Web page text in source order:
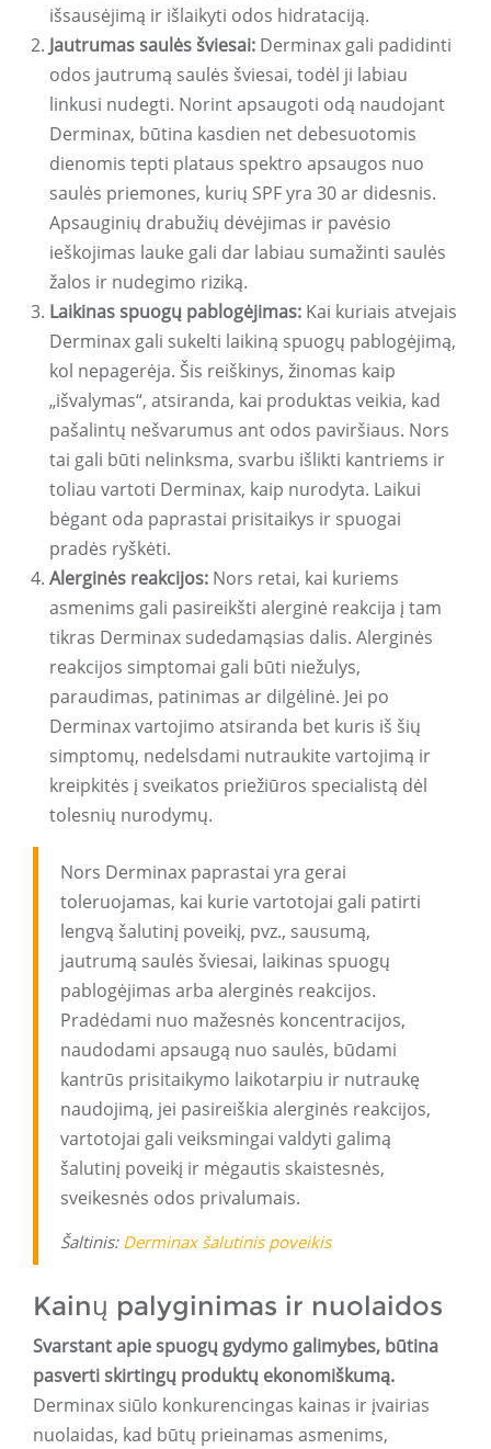
išsausėjimą ir išlaikyti odos hidrataciją.
Jautrumas saulės šviesai: Derminax gali padidinti
odos jautrumą saulės šviesai, todėl ji labiau
linkusi nudegti. Norint apsaugoti odą naudojant
Derminax, būtina kasdien net debesuotomis
dienomis tepti plataus spektro apsaugos nuo
saulės priemones, kurių SPF yra 30 ar didesnis.
Apsauginių drabužių dėvėjimas ir pavėsio
ieškojimas lauke gali dar labiau sumažinti saulės
žalos ir nudegimo riziką.
Laikinas spuogų pablogėjimas: Kai kuriais atvejais
Derminax gali sukelti laikiną spuogų pablogėjimą,
kol nepagerėja. Šis reiškinys, žinomas kaip
„išvalymas“, atsiranda, kai produktas veikia, kad
pašalintų nešvarumus ant odos paviršiaus. Nors
tai gali būti nelinksma, svarbu išlikti kantriems ir
toliau vartoti Derminax, kaip nurodyta. Laikui
bėgant oda paprastai prisitaikys ir spuogai
pradės ryškėti.
Alerginės reakcijos: Nors retai, kai kuriems
asmenims gali pasireikšti alerginė reakcija į tam
tikras Derminax sudedamąsias dalis. Alerginės
reakcijos simptomai gali būti niežulys,
paraudimas, patinimas ar dilgėlinė. Jei po
Derminax vartojimo atsiranda bet kuris iš šių
simptomų, nedelsdami nutraukite vartojimą ir
kreipkitės į sveikatos priežiūros specialistą dėl
tolesnių nurodymų.
Nors Derminax paprastai yra gerai
toleruojamas, kai kurie vartotojai gali patirti
lengvą šalutinį poveikį, pvz., sausumą,
jautrumą saulės šviesai, laikinas spuogų
pablogėjimas arba alerginės reakcijos.
Pradėdami nuo mažesnės koncentracijos,
naudodami apsaugą nuo saulės, būdami
kantrūs prisitaikymo laikotarpiu ir nutraukę
naudojimą, jei pasireiškia alerginės reakcijos,
vartotojai gali veiksmingai valdyti galimą
šalutinį poveikį ir mėgautis skaistesnės,
sveikesnės odos privalumais.
Šaltinis: Derminax šalutinis poveikis
Kainų palyginimas ir nuolaidos
Svarstant apie spuogų gydymo galimybes, būtina
pasverti skirtingų produktų ekonomiškumą.
Derminax siūlo konkurencingas kainas ir įvairias
nuolaidas, kad būtų prieinamas asmenims,